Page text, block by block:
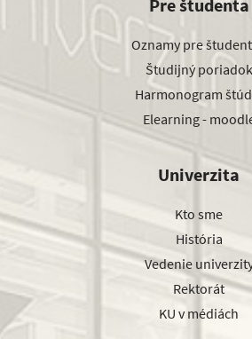
Pre študenta
Oznamy pre
Študijný poriadok
Harmonogram
Elearning -
Univerzita
Kto sme
História
Vedenie
Rektorát
KU v médiách